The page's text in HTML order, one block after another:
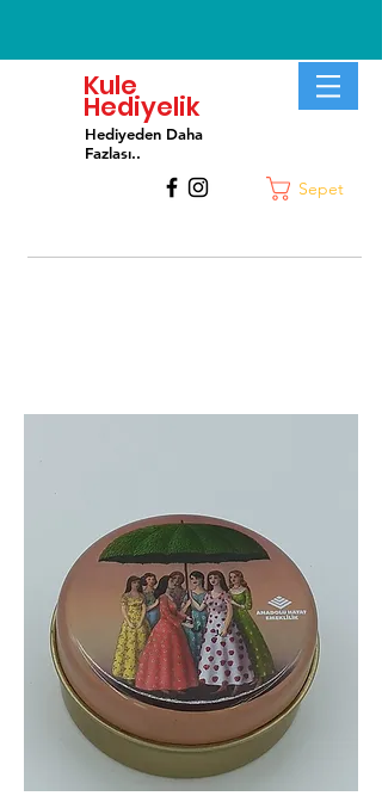
Kule
Hediyelik
Hediyeden Daha
Fazlası..
Sepet